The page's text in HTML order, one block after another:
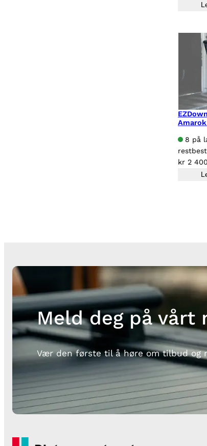
8 på
kr 2 400
Meld deg på vårt
Vær den første til å høre om tilbud og